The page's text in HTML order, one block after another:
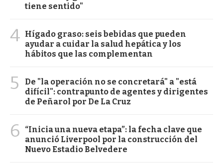
tiene sentido"
4 Hígado graso: seis bebidas que pueden
ayudar a cuidar la salud hepática y los
hábitos que las complementan
5
De "la operación no se concretará" a "está
difícil": contrapunto de agentes y dirigentes
de Peñarol por De La Cruz
6
“Inicia una nueva etapa”: la fecha clave que
anunció Liverpool por la construcción del
Nuevo Estadio Belvedere